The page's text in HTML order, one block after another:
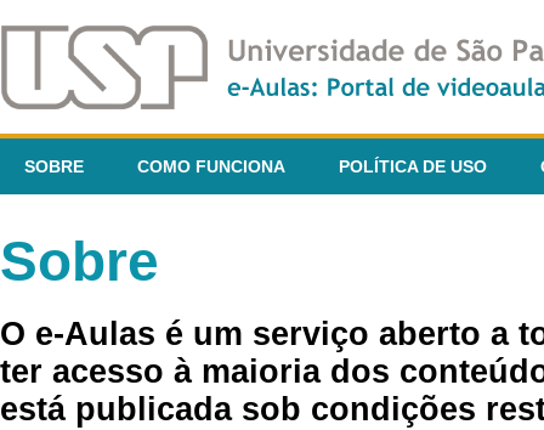
SOBRE COMO FUNCIONA POLÍTICA DE USO
Sobre
O e-Aulas é um serviço aberto a
ter acesso à maioria dos
está publicada sob condições